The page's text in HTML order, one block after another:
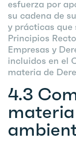
esfuerza por
su cadena de
y prácticas que
Principios
Empresas y
incluidos en el
materia de
4.3